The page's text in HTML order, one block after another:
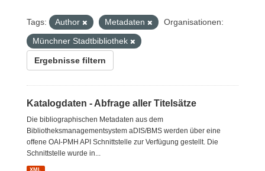
Tags: Author Metadaten
Organisationen:
Münchner Stadtbibliothek
Ergebnisse filtern
Katalogdaten - Abfrage aller Titelsätze
Die bibliographischen Metadaten aus dem
Bibliotheksmanagementsystem aDIS/BMS werden über eine
offene OAI-PMH API Schnittstelle zur Verfügung gestellt. Die
Schnittstelle wurde in...
XML